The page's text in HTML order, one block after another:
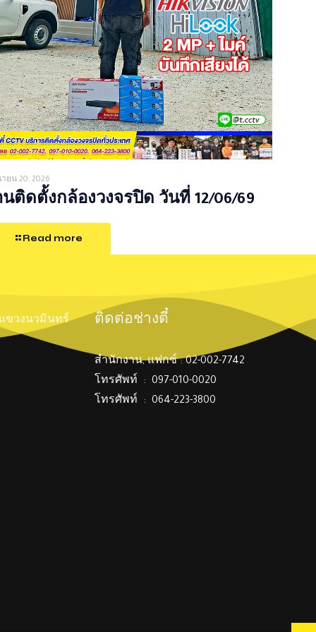
ยน 20, 2026
นติดตั้งกล้องวงจรปิด วันที่ 12/06/69
Read more
แขวงนวมินทร์ ติดต่อช่างตี๋
สำนักงาน, แฟกซ์ : 02-002-7742
โทรศัพท์ : 097-010-0020
โทรศัพท์ : 064-223-3800